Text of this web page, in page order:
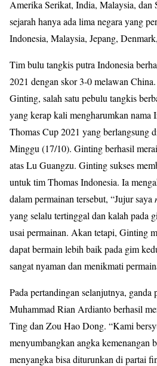
Amerika Serikat, India, Malaysia, dan
sejarah hanya ada lima negara yang
Indonesia, Malaysia, Jepang,
Tim bulu tangkis putra Indonesia
2021 dengan skor 3-0 melawan
Ginting, salah satu pebulu tangkis
yang kerap kali mengharumkan nama
Thomas Cup 2021 yang berlangsung
Minggu (17/10). Ginting berhasil
atas Lu Guangzu. Ginting sukses
untuk tim Thomas Indonesia. Ia
dalam permainan tersebut, “Jujur saya
yang selalu tertinggal dan kalah pada
usai permainan. Akan tetapi, Ginting
dapat bermain lebih baik pada gim
sangat nyaman dan menikmati
Pada pertandingan selanjutnya,
Muhammad Rian Ardianto berhasil
Ting dan Zou Hao Dong. “Kami
menyumbangkan angka kemenangan
menyangka bisa diturunkan di partai